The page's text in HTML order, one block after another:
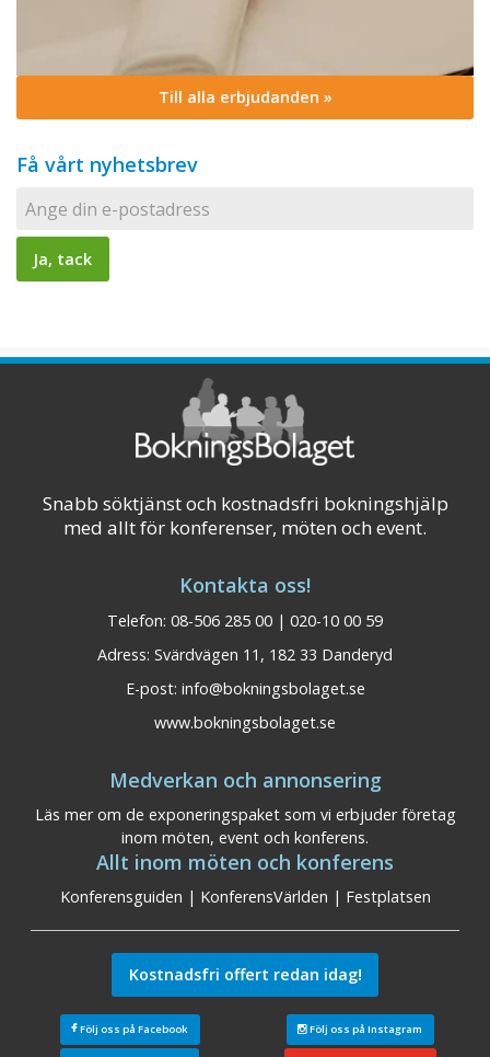
Till alla erbjudanden »
Få vårt nyhetsbrev
Snabb söktjänst och kostnadsfri bokningshjälp
med allt för konferenser, möten och event.
Kontakta oss!
Telefon: 08-506 285 00 | 020-10 00 59
Adress: Svärdvägen 11, 182 33 Danderyd
E-post: info@bokningsbolaget.se
www.bokningsbolaget.se
Medverkan och annonsering
Läs mer om de exponeringspaket som vi erbjuder företag
inom möten, event och konferens.
Allt inom möten och konferens
Konferensguiden | KonferensVärlden | Festplatsen
Kostnadsfri offert redan idag!
Följ oss på Facebook Följ oss på Instagram